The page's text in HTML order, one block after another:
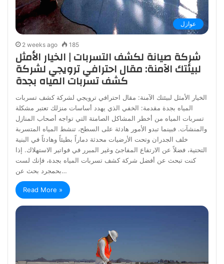
عوازل
2 weeks ago 185
شركة صيانة لكشف التسربات | الخيار الأمثل
لبيئتك الآمنة: مقال احترافي ترويجي لشركة
كشف تسربات المياه بجدة
الخيار الأمثل لبيئتك الآمنة: مقال احترافي ترويجي لشركة كشف تسربات
المياه بجدة مقدمة: الخفي الذي يهدد أساسات منزلك تعتبر مشكلة
تسربات المياه من أخطر المشاكل الصامتة التي تواجه أصحاب المنازل
والمنشآت. فبينما تبدو الأمور هادئة على السطح، تنشط المياه المتسربة
خلف الجدران وتحت الأرضيات محدثة دماراً بطيئاً وهادئاً في البنية
التحتية، فضلاً عن الارتفاع المفاجئ وغير المبرر في فواتير الاستهلاك. إذا
كنت تبحث عن أفضل شركة كشف تسربات المياه بجدة، فإنك لست
بحمجرد بحث عن…
Read More »